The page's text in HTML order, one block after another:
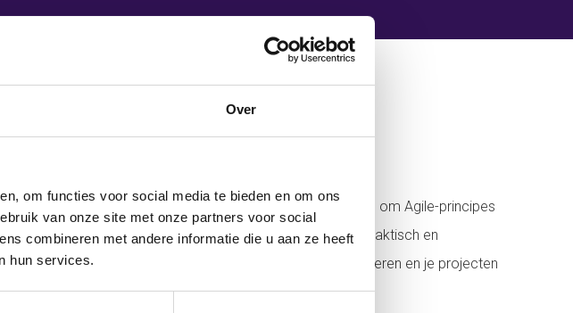
Over
om functies voor social media te bieden en om ons
van onze site met onze partners voor social
combineren met andere informatie die u aan ze heeft
hun services.
voor professionals
Bij SkillValley bieden we AgilePM® trainingen die je helpen om Agile-principes
of je verder wilt specialiseren, onze trainingen zijn praktisch en
krijg je ook de tools om daadwerkelijk Agile te implementeren en je projecten